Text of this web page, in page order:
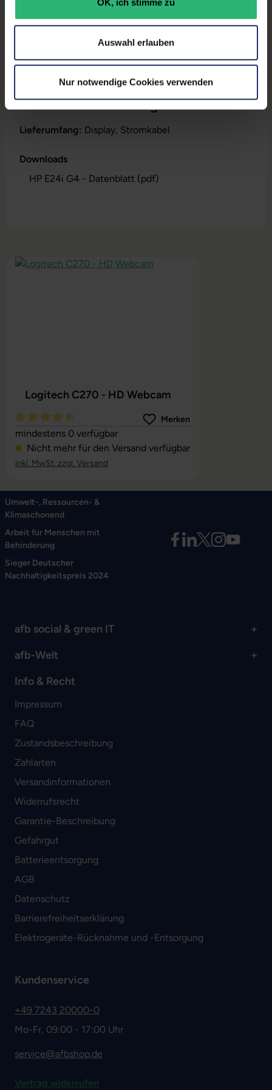
OK, ich stimme zu
Auswahl erlauben
Nur notwendige Cookies verwenden
Produktbeschreibung
Lieferumfang: Display, Stromkabel
Downloads
HP E24i G4 - Datenblatt (pdf)
Gewicht: 6,06 kg
Produktgalerie überspringen
Logitech C270 - HD Webcam
Durchschnittliche Bewertung von 4.56 von 5 Sternen
Merken
mindestens 0 verfügbar
Nicht mehr für den Versand verfügbar
inkl. MwSt. zzgl. Versand
Umwelt-, Ressourcen- &
Klimaschonend
Arbeit für Menschen mit
Behinderung
Sieger Deutscher
Nachhaltigkeitspreis 2024
afb social & green IT
afb-Welt
Info & Recht
Impressum
FAQ
Zustandsbeschreibung
Zahlarten
Versandinformationen
Widerrufsrecht
Garantie-Beschreibung
Gefahrgut
Batterieentsorgung
AGB
Datenschutz
Barrierefreiheitserklärung
Elektrogeräte-Rücknahme und -Entsorgung
Kundenservice
+49 7243 20000-0
Mo-Fr, 09:00 - 17:00 Uhr
service@afbshop.de
Vertrag widerrufen